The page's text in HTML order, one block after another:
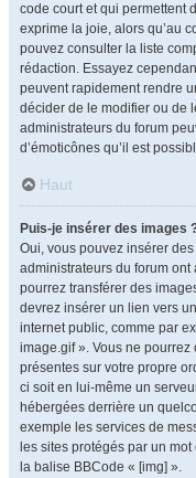
code court et qui permettent
exprime la joie, alors qu’au
pouvez consulter la liste
rédaction. Essayez
peuvent rapidement rendre
décider de le modifier ou de
administrateurs du forum
d’émoticônes qu’il est
Haut
Puis-je insérer des images
Oui, vous pouvez insérer
administrateurs du forum ont
pourrez transférer des
devrez insérer un lien vers
internet public, comme par
image.gif ». Vous ne
présentes sur votre propre
ci soit en lui-même un
hébergées derrière un
exemple les services de
les sites protégés par un
la balise BBCode « [img] ».